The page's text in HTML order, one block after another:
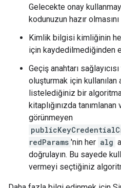
Gelecekte onay
kodunuzun hazır
Kimlik bilgisi kimliğinin
için kaydedilmediğinden
Geçiş anahtarı
oluşturmak için kullanılan
listelediğiniz bir
kitaplığınızda
görünmeyen
redParams 'nin her alg
doğrulayın. Bu sayede
vermeyi seçtiğiniz